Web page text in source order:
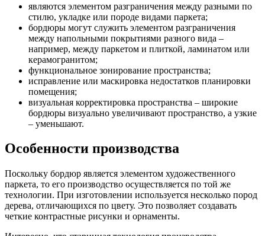
являются элементом разграничения между разными по
стилю, укладке или породе видами паркета;
бордюры могут служить элементом разграничения
между напольными покрытиями разного вида –
например, между паркетом и плиткой, ламинатом или
керамогранитом;
функциональное зонирование пространства;
исправление или маскировка недостатков планировки
помещения;
визуальная корректировка пространства – широкие
бордюры визуально увеличивают пространство, а узкие
– уменьшают.
Особенности производства
Поскольку бордюр является элементом художественного
паркета, то его производство осуществляется по той же
технологии. При изготовлении используется несколько пород
дерева, отличающихся по цвету. Это позволяет создавать
четкие контрастные рисунки и орнаменты.